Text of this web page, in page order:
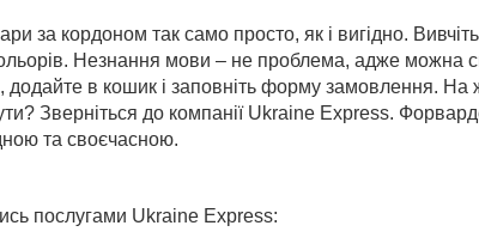
за кордоном так само просто, як і вигідно.
Незнання мови – не проблема, адже можна
додайте в кошик і заповніть форму замовлення. На
Зверніться до компанії Ukraine Express.
та своєчасною.
послугами Ukraine Express: